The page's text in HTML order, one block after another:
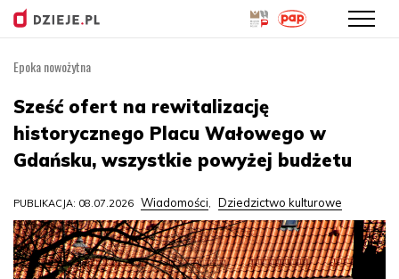
treści
Epoka nowożytna
Sześć ofert na rewitalizację
historycznego Placu Wałowego w
Gdańsku, wszystkie powyżej budżetu
PUBLIKACJA: 08.07.2026 Wiadomości, Dziedzictwo kulturowe